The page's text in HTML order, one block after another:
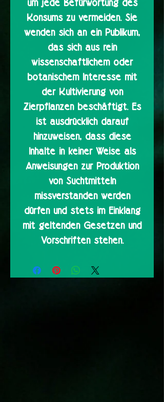
um jede Befürwortung des
Konsums zu vermeiden. Sie
wenden sich an ein Publikum,
das sich aus rein
wissenschaftlichem oder
botanischem Interesse mit
der Kultivierung von
Zierpflanzen beschäftigt. Es
ist ausdrücklich darauf
hinzuweisen, dass diese
Inhalte in keiner Weise als
Anweisungen zur Produktion
von Suchtmitteln
missverstanden werden
dürfen und stets im Einklang
mit geltenden Gesetzen und
Vorschriften stehen.